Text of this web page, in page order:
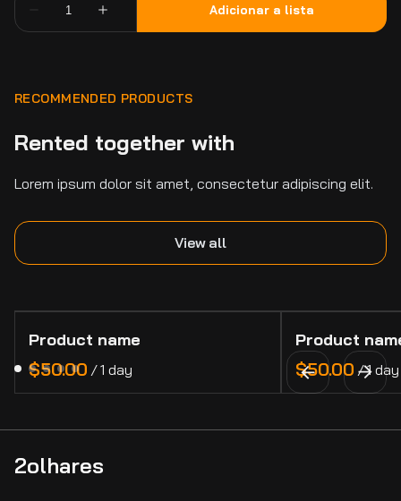
RECOMMENDED PRODUCTS
Rented together with
Lorem ipsum dolor sit amet, consectetur adipiscing elit.
View all
Product name
$50.00 /1 day
Product
$50.00 /1 day
2olhares